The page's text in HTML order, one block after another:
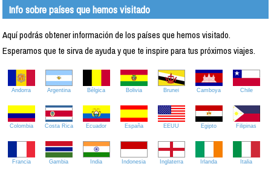
Info sobre países que hemos visitado
Aquí podrás obtener información de los países que hemos visitado.
Esperamos que te sirva de ayuda y que te inspire para tus próximos viajes.
Andorra Argentina Bélgica Bolivia Brunei Camboya Chile
Colombia Costa Rica Ecuador España EEUU Egipto Filipinas
Francia Gambia India Indonesia Inglaterra Irlanda Italia